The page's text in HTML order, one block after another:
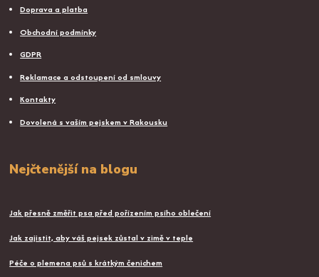
Doprava a platba
Obchodní podmínky
GDPR
Reklamace a odstoupení od smlouvy
Kontakty
Dovolená s vaším pejskem v Rakousku
Nejčtenější na blogu
Jak přesně změřit psa před pořízením psího oblečení
Jak zajistit, aby váš pejsek zůstal v zimě v teple
Péče o plemena psů s krátkým čenichem